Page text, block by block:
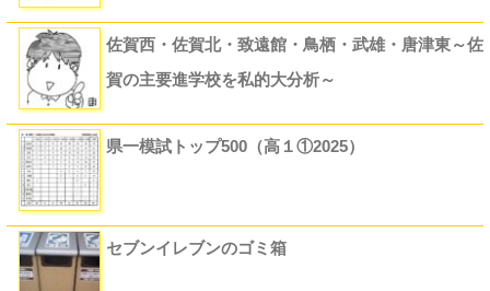
佐賀西・佐賀北・致遠館・鳥栖・武雄・唐津東～佐
賀の主要進学校を私的大分析～
県一模試トップ500（高１①2025）
セブンイレブンのゴミ箱